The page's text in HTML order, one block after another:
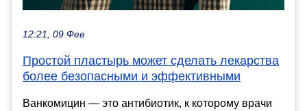
12:21, 09 Фев
Простой пластырь может сделать лекарства
более безопасными и эффективными
Ванкомицин — это антибиотик, к которому врачи